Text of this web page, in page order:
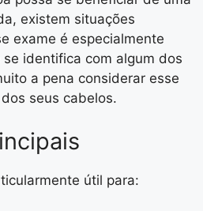
existem situações
exame é especialmente
identifica com algum dos
a pena considerar esse
seus cabelos.
útil para: